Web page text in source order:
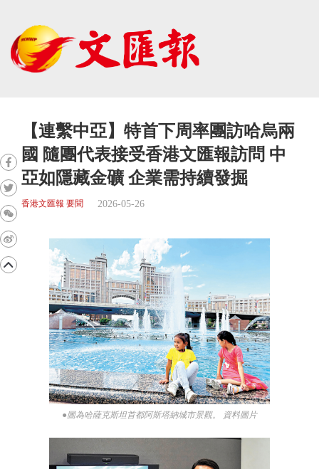
【連繫中亞】特首下周率團訪哈烏兩
國 隨團代表接受香港文匯報訪問 中
亞如隱藏金礦 企業需持續發掘
香港文匯報 要聞 2026-05-26
●圖為哈薩克斯坦首都阿斯塔納城市景觀。 資料圖片